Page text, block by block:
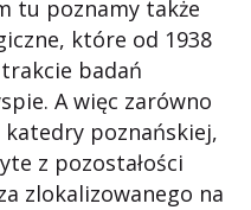
tu poznamy także
które od 1938
badań
A więc zarówno
poznańskiej,
z pozostałości
zlokalizowanego na